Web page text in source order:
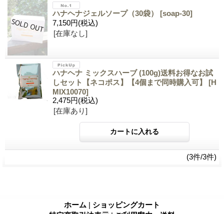
ハナヘナジェルソープ（30袋） [soap-30]
7,150円(税込)
[在庫なし]
ハナヘナ ミックスハーブ (100g)送料お得なお試
しセット【ネコポス】【4個まで同時購入可】 [H
MIX10070]
2,475円(税込)
[在庫あり]
(3件/3件)
ホーム | ショッピングカート